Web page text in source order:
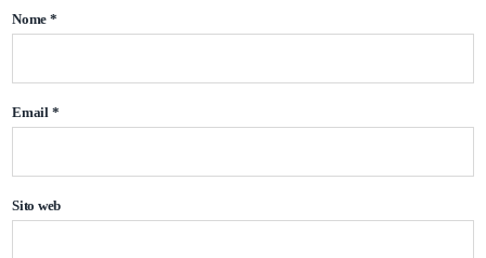
Nome *
Email *
Sito web